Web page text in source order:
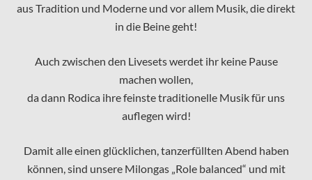
aus Tradition und Moderne und vor allem Musik, die direkt
in die Beine geht!
Auch zwischen den Livesets werdet ihr keine Pause
machen wollen,
da dann Rodica ihre feinste traditionelle Musik für uns
auflegen wird!
Damit alle einen glücklichen, tanzerfüllten Abend haben
können, sind unsere Milongas „Role balanced“ und mit